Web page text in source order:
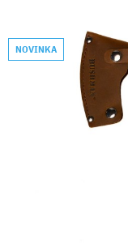
NOVINKA